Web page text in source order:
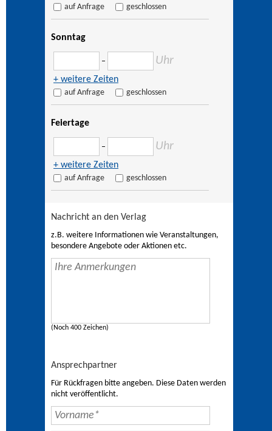
auf Anfrage geschlossen
Sonntag
– Uhr
+ weitere Zeiten
auf Anfrage geschlossen
Feiertage
– Uhr
+ weitere Zeiten
auf Anfrage geschlossen
Nachricht an den Verlag
z.B. weitere Informationen wie Veranstaltungen,
besondere Angebote oder Aktionen etc.
(Noch 400 Zeichen)
Ansprechpartner
Für Rückfragen bitte angeben. Diese Daten werden
nicht veröffentlicht.